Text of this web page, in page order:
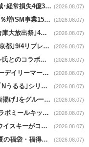
はるやまnews｜第1Q売上高71億円1.4％減･経常損失4億3800万円 (2026.08.07)
バローnews｜第１Q営業収益2434億円9.9％増/SM事業15.5％増と絶好調 (2026.08.07)
島忠news｜展示品家具が最大50％オフ｢倉庫大放出祭｣4店舗限定で開催 (2026.08.07)
ロフトnews｜新生｢モマ デザインストア 京都｣9/4リプレイスオープン (2026.08.07)
ハンズnews｜創業50周年記念･ムロツヨシ氏とのコラボ企画｢ムロハンズ｣開催 (2026.08.07)
関西フードマーケットnews｜関西スーパーデイリーマート蒲生店8/7改装 (2026.08.07)
ニトリnews｜肌ざわりを追求した新寝具｢Nうるる｣シリーズを発売 (2026.08.07)
U.S.M.Hnews｜ ｢４種だしの国産むね塩唐揚げ｣をグループ610店で共同販促 (2026.08.07)
オイシックスnews｜スノーピークとのコラボミールキット8/13発売 (2026.08.07)
OICグループnews｜グループ酒造会社のウイスキーがコンペティション受賞 (2026.08.07)
PLANTnews｜お盆向けごちそう商品と｢夏の福袋・福得カート｣8/8から開催 (2026.08.07)